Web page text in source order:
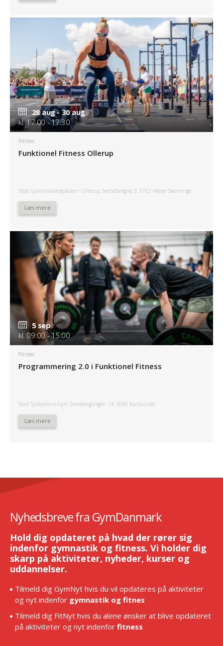
28 aug - 30 aug
kl. 17:00 - 17:30
Fitness
Funktionel Fitness Ollerup
Sted: Gymnastikhøjskolen i Ollerup, Svendborgvej 3, 5762 Vester Skerninge
Læs mere
5 sep
kl. 09:00 - 15:00
Fitness
Programmering 2.0 i Funktionel Fitness
Sted: Sydkystens Gym, Snedkergangen 14, 2690 Karlslunde
Læs mere
Nyhedsbreve fra GymDanmark
Hold dig opdateret på hvad der rører sig
indenfor gymnastik og fitness. Vi holder dig
skarp på aktiviteter, nyheder, kurser og
uddannelser.
Tilmeld dig GymNyt hvis du vil opdateres på aktiviteter
og nyt indenfor gymnastik og fitnes
Tilmeld dig FitNyt hvis du alene ønsker at blive opdateret
på aktiviteter og nyt indenfor fitness